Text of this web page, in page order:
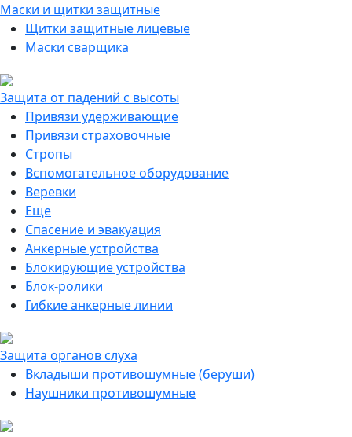
Маски и щитки защитные
Щитки защитные лицевые
Маски сварщика
Защита от падений с высоты
Привязи удерживающие
Привязи страховочные
Стропы
Вспомогательное оборудование
Веревки
Еще
Спасение и эвакуация
Анкерные устройства
Блокирующие устройства
Блок-ролики
Гибкие анкерные линии
Защита органов слуха
Вкладыши противошумные (беруши)
Наушники противошумные